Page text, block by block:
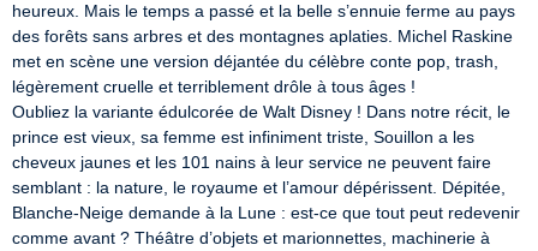
heureux. Mais le temps a passé et la belle s’ennuie ferme au pays
des forêts sans arbres et des montagnes aplaties. Michel Raskine
met en scène une version déjantée du célèbre conte pop, trash,
légèrement cruelle et terriblement drôle à tous âges !
Oubliez la variante édulcorée de Walt Disney ! Dans notre récit, le
prince est vieux, sa femme est infiniment triste, Souillon a les
cheveux jaunes et les 101 nains à leur service ne peuvent faire
semblant : la nature, le royaume et l’amour dépérissent. Dépitée,
Blanche-Neige demande à la Lune : est-ce que tout peut redevenir
comme avant ? Théâtre d’objets et marionnettes, machinerie à